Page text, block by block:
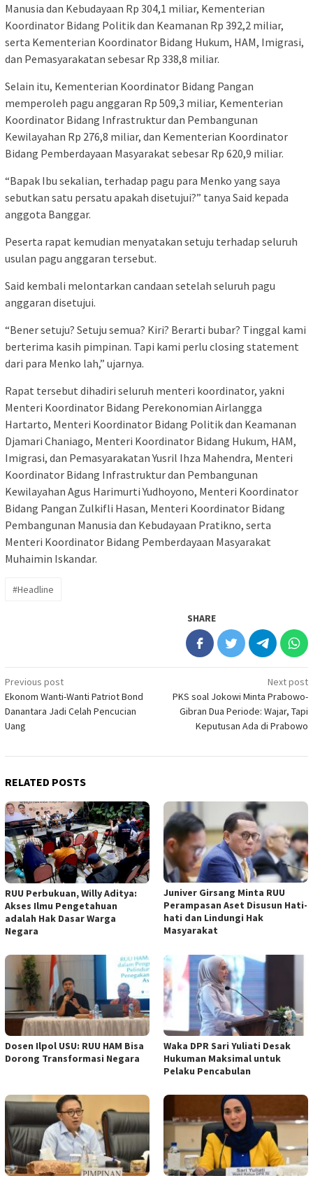
Manusia dan Kebudayaan Rp 304,1 miliar, Kementerian
Koordinator Bidang Politik dan Keamanan Rp 392,2 miliar,
serta Kementerian Koordinator Bidang Hukum, HAM, Imigrasi,
dan Pemasyarakatan sebesar Rp 338,8 miliar.
Selain itu, Kementerian Koordinator Bidang Pangan
memperoleh pagu anggaran Rp 509,3 miliar, Kementerian
Koordinator Bidang Infrastruktur dan Pembangunan
Kewilayahan Rp 276,8 miliar, dan Kementerian Koordinator
Bidang Pemberdayaan Masyarakat sebesar Rp 620,9 miliar.
“Bapak Ibu sekalian, terhadap pagu para Menko yang saya
sebutkan satu persatu apakah disetujui?” tanya Said kepada
anggota Banggar.
Peserta rapat kemudian menyatakan setuju terhadap seluruh
usulan pagu anggaran tersebut.
Said kembali melontarkan candaan setelah seluruh pagu
anggaran disetujui.
“Bener setuju? Setuju semua? Kiri? Berarti bubar? Tinggal kami
berterima kasih pimpinan. Tapi kami perlu closing statement
dari para Menko lah,” ujarnya.
Rapat tersebut dihadiri seluruh menteri koordinator, yakni
Menteri Koordinator Bidang Perekonomian Airlangga
Hartarto, Menteri Koordinator Bidang Politik dan Keamanan
Djamari Chaniago, Menteri Koordinator Bidang Hukum, HAM,
Imigrasi, dan Pemasyarakatan Yusril Ihza Mahendra, Menteri
Koordinator Bidang Infrastruktur dan Pembangunan
Kewilayahan Agus Harimurti Yudhoyono, Menteri Koordinator
Bidang Pangan Zulkifli Hasan, Menteri Koordinator Bidang
Pembangunan Manusia dan Kebudayaan Pratikno, serta
Menteri Koordinator Bidang Pemberdayaan Masyarakat
Muhaimin Iskandar.
#Headline
SHARE
Post
navigation
Previous post
Ekonom Wanti-Wanti Patriot Bond
Danantara Jadi Celah Pencucian
Uang
Next post
PKS soal Jokowi Minta Prabowo-
Gibran Dua Periode: Wajar, Tapi
Keputusan Ada di Prabowo
RELATED POSTS
RUU Perbukuan, Willy Aditya:
Akses Ilmu Pengetahuan
adalah Hak Dasar Warga
Negara
Juniver Girsang Minta RUU
Perampasan Aset Disusun Hati-
hati dan Lindungi Hak
Masyarakat
Dosen Ilpol USU: RUU HAM Bisa
Dorong Transformasi Negara
Waka DPR Sari Yuliati Desak
Hukuman Maksimal untuk
Pelaku Pencabulan